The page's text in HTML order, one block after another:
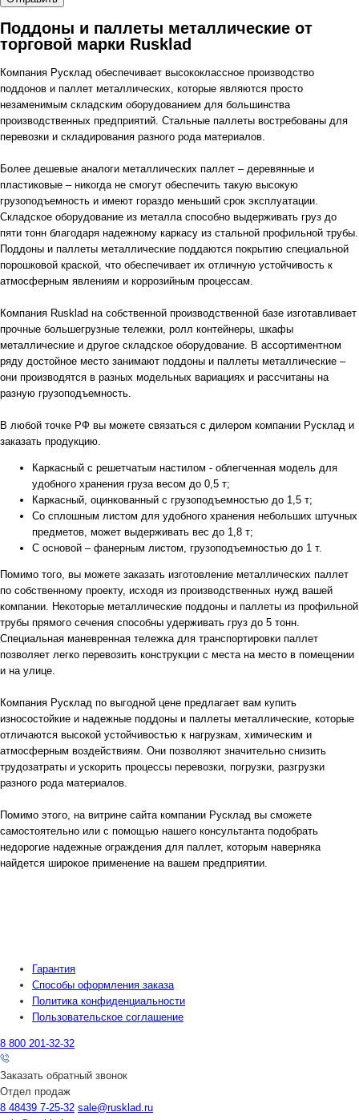
Поддоны и паллеты металлические от
торговой марки Rusklad
Компания Русклад обеспечивает высококлассное производство
поддонов и паллет металлических, которые являются просто
незаменимым складским оборудованием для большинства
производственных предприятий. Стальные паллеты востребованы для
перевозки и складирования разного рода материалов.
Более дешевые аналоги металлических паллет – деревянные и
пластиковые – никогда не смогут обеспечить такую высокую
грузоподъемность и имеют гораздо меньший срок эксплуатации.
Складское оборудование из металла способно выдерживать груз до
пяти тонн благодаря надежному каркасу из стальной профильной трубы.
Поддоны и паллеты металлические поддаются покрытию специальной
порошковой краской, что обеспечивает их отличную устойчивость к
атмосферным явлениям и коррозийным процессам.
Компания Rusklad на собственной производственной базе изготавливает
прочные большегрузные тележки, ролл контейнеры, шкафы
металлические и другое складское оборудование. В ассортиментном
ряду достойное место занимают поддоны и паллеты металлические –
они производятся в разных модельных вариациях и рассчитаны на
разную грузоподъемность.
В любой точке РФ вы можете связаться с дилером компании Русклад и
заказать продукцию.
Каркасный с решетчатым настилом - облегченная модель для
удобного хранения груза весом до 0,5 т;
Каркасный, оцинкованный с грузоподъемностью до 1,5 т;
Со сплошным листом для удобного хранения небольших штучных
предметов, может выдерживать вес до 1,8 т;
С основой – фанерным листом, грузоподъемностью до 1 т.
Помимо того, вы можете заказать изготовление металлических паллет
по собственному проекту, исходя из производственных нужд вашей
компании. Некоторые металлические поддоны и паллеты из профильной
трубы прямого сечения способны удерживать груз до 5 тонн.
Специальная маневренная тележка для транспортировки паллет
позволяет легко перевозить конструкции с места на место в помещении
и на улице.
Компания Русклад по выгодной цене предлагает вам купить
износостойкие и надежные поддоны и паллеты металлические, которые
отличаются высокой устойчивостью к нагрузкам, химическим и
атмосферным воздействиям. Они позволяют значительно снизить
трудозатраты и ускорить процессы перевозки, погрузки, разгрузки
разного рода материалов.
Помимо этого, на витрине сайта компании Русклад вы сможете
самостоятельно или с помощью нашего консультанта подобрать
недорогие надежные ограждения для паллет, которым наверняка
найдется широкое применение на вашем предприятии.
Гарантия
Способы оформления заказа
Политика конфиденциальности
Пользовательское соглашение
8 800 201-32-32
Заказать обратный звонок
Отдел продаж
8 48439 7-25-32 sale@rusklad.ru